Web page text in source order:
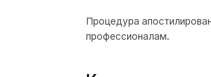
Процедура
профессионалам.